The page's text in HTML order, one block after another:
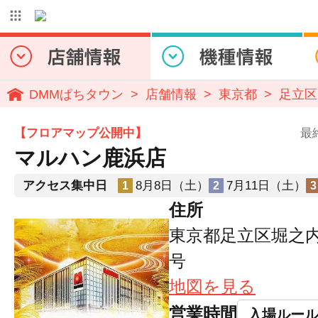
DMMぱちタウン 店舗情報 東京都 足立区
【フロアマップ公開中】
マルハン鹿浜店
最
アクセス集中日 1 8月8日（土） 2 7月11日（土） 3
住所
東京都足立区堀之
号
地図を見る
営業時間
入場ルール